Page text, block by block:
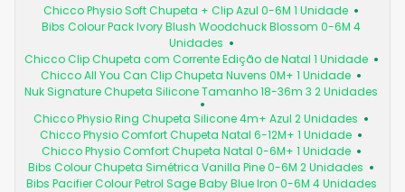
Chicco Physio Soft Chupeta + Clip Azul 0-6M 1 Unidade
Bibs Colour Pack Ivory Blush Woodchuck Blossom 0-6M 4
Unidades
Chicco Clip Chupeta com Corrente Edição de Natal 1 Unidade
Chicco All You Can Clip Chupeta Nuvens 0M+ 1 Unidade
Nuk Signature Chupeta Silicone Tamanho 18-36m 3 2 Unidades
Chicco Physio Ring Chupeta Silicone 4m+ Azul 2 Unidades
Chicco Physio Comfort Chupeta Natal 6-12M+ 1 Unidade
Chicco Physio Comfort Chupeta Natal 0-6M+ 1 Unidade
Bibs Colour Chupeta Simétrica Vanilla Pine 0-6M 2 Unidades
Bibs Pacifier Colour Petrol Sage Baby Blue Iron 0-6M 4 Unidades